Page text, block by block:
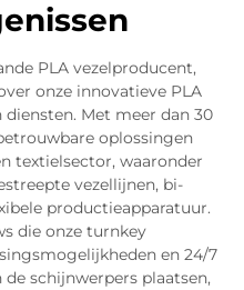
PLA vezelproducent,
onze innovatieve PLA
Met meer dan 30
oplossingen
textielsector, waaronder
vezellijnen, bi-
productieapparatuur.
die onze turnkey
en 24/7
schijnwerpers plaatsen,